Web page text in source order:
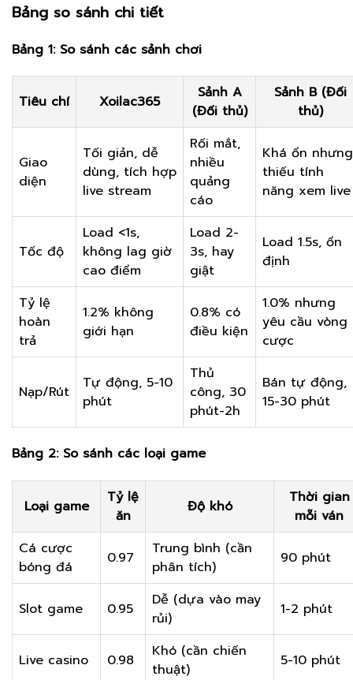
Bảng so sánh chi tiết
Bảng 1: So sánh các sảnh chơi
Tiêu chí Xoilac365
Sảnh A
(Đối thủ)
Sảnh B (Đối
thủ)
Giao
diện
Tối giản, dễ
dùng, tích hợp
live stream
Rối mắt,
nhiều
quảng
cáo
Khá ổn nhưng
thiếu tính
năng xem live
Tốc độ
Load <1s,
không lag giờ
cao điểm
Load 2-
3s, hay
giật
Load 1.5s, ổn
định
Tỷ lệ
hoàn
trả
1.2% không
giới hạn
0.8% có
điều kiện
1.0% nhưng
yêu cầu vòng
cược
Nạp/Rút
Tự động, 5-10
phút
Thủ
công, 30
phút-2h
Bán tự động,
15-30 phút
Bảng 2: So sánh các loại game
Loại game
Tỷ lệ
ăn
Độ khó
Thời gian
mỗi ván
Cá cược
bóng đá
0.97
Trung bình (cần
phân tích)
90 phút
Slot game 0.95
Dễ (dựa vào may
rủi)
1-2 phút
Live casino 0.98
Khó (cần chiến
thuật)
5-10 phút